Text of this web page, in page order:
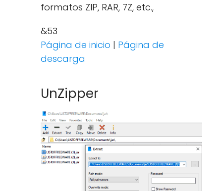
formatos ZIP, RAR, 7Z, etc.,
&53
Página de inicio | Página de
descarga
UnZipper